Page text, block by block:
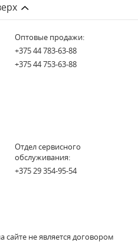
Оптовые продажи:
+375 44 783-63-88
+375 44 753-63-88
Отдел сервисного
обслуживания:
+375 29 354-95-54
не является договором